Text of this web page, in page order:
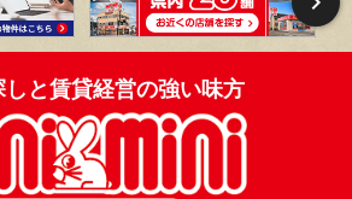
しと賃貸経営の強い味方